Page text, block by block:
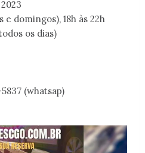
e domingos), 18h às 22h
os dias)
(whatsap)